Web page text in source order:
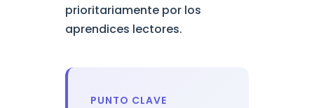
prioritariamente por los
aprendices lectores.
PUNTO CLAVE